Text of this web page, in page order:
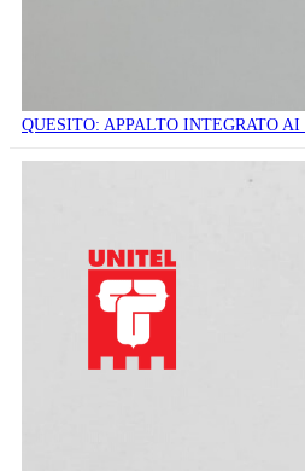
QUESITO: APPALTO INTEGRATO